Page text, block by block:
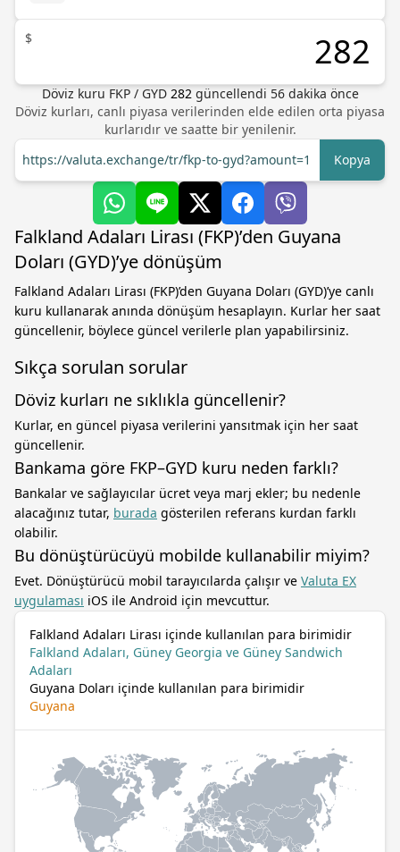
$
Döviz kuru FKP/ GYD 282 güncellendi 56 dakika önce
Döviz kurları, canlı piyasa verilerinden elde edilen orta piyasa
kurlarıdır ve saatte bir yenilenir.
https://valuta.exchange/tr/fkp-to-gyd?amount=1
Kopya
Falkland Adaları Lirası (FKP)’den Guyana
Doları (GYD)’ye dönüşüm
Falkland Adaları Lirası (FKP)’den Guyana Doları (GYD)’ye canlı
kuru kullanarak anında dönüşüm hesaplayın. Kurlar her saat
güncellenir, böylece güncel verilerle plan yapabilirsiniz.
Sıkça sorulan sorular
Döviz kurları ne sıklıkla güncellenir?
Kurlar, en güncel piyasa verilerini yansıtmak için her saat
güncellenir.
Bankama göre FKP–GYD kuru neden farklı?
Bankalar ve sağlayıcılar ücret veya marj ekler; bu nedenle
alacağınız tutar, burada gösterilen referans kurdan farklı
olabilir.
Bu dönüştürücüyü mobilde kullanabilir miyim?
Evet. Dönüştürücü mobil tarayıcılarda çalışır ve Valuta EX
uygulaması iOS ile Android için mevcuttur.
Falkland Adaları Lirası içinde kullanılan para birimidir
Falkland Adaları, Güney Georgia ve Güney Sandwich
Adaları
Guyana Doları içinde kullanılan para birimidir
Guyana